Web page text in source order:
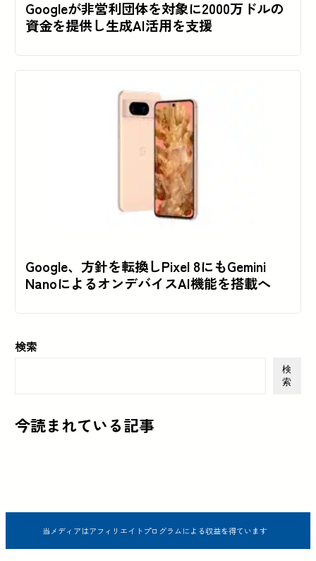
Googleが非営利団体を対象に2000万ドルの
資金を提供し生成AI活用を支援
Google、方針を転換しPixel 8にもGemini
NanoによるオンデバイスAI機能を搭載へ
検索
検
索
今読まれている記事
当メディアはアフィリエイトプログラムによる収益を得ています